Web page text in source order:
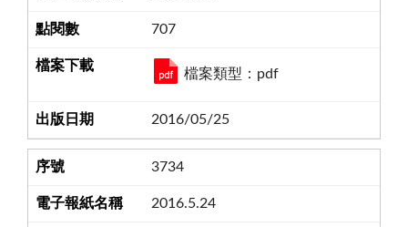
707
檔案類型：pdf
2016/05/25
3734
2016.5.24